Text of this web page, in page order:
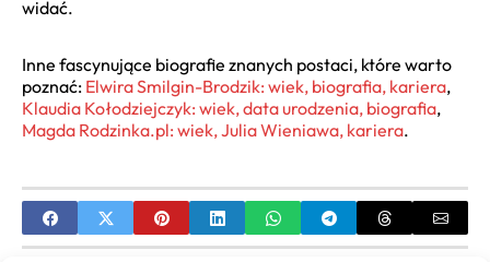
widać.
Inne fascynujące biografie znanych postaci, które warto
poznać: Elwira Smilgin-Brodzik: wiek, biografia, kariera,
Klaudia Kołodziejczyk: wiek, data urodzenia, biografia,
Magda Rodzinka.pl: wiek, Julia Wieniawa, kariera.